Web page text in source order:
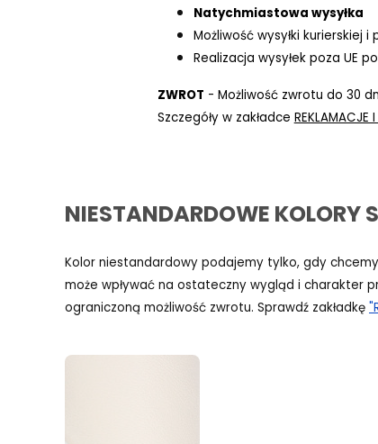
Natychmiastowa wysyłka
Możliwość wysyłki kurierskiej
Realizacja wysyłek poza UE
ZWROT - Możliwość zwrotu do 30
Szczegóły w zakładce REKLAMACJE
NIESTANDARDOWE
Kolor niestandardowy podajemy tylko, gdy
może wpływać na ostateczny wygląd i charakter
ograniczoną możliwość zwrotu. Sprawdź zakładkę